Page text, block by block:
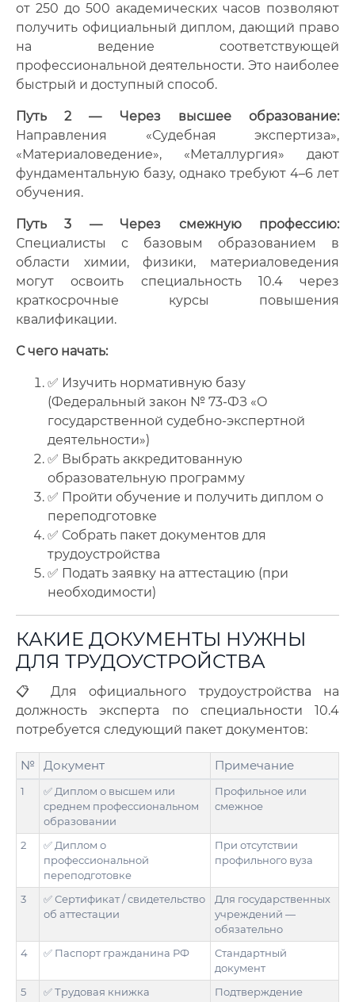
от 250 до 500 академических часов позволяют
получить официальный диплом, дающий право
на ведение соответствующей
профессиональной деятельности. Это наиболее
быстрый и доступный способ.
Путь 2 — Через высшее образование:
Направления «Судебная экспертиза»,
«Материаловедение», «Металлургия» дают
фундаментальную базу, однако требуют 4–6 лет
обучения.
Путь 3 — Через смежную профессию:
Специалисты с базовым образованием в
области химии, физики, материаловедения
могут освоить специальность 10.4 через
краткосрочные курсы повышения
квалификации.
С чего начать:
✅ Изучить нормативную базу
(Федеральный закон № 73-ФЗ «О
государственной судебно-экспертной
деятельности»)
✅ Выбрать аккредитованную
образовательную программу
✅ Пройти обучение и получить диплом о
переподготовке
✅ Собрать пакет документов для
трудоустройства
✅ Подать заявку на аттестацию (при
необходимости)
КАКИЕ ДОКУМЕНТЫ НУЖНЫ
ДЛЯ ТРУДОУСТРОЙСТВА
📋 Для официального трудоустройства на
должность эксперта по специальности 10.4
потребуется следующий пакет документов:
№ Документ Примечание
1
✅ Диплом о высшем или
среднем профессиональном
образовании
Профильное или
смежное
2
✅ Диплом о
профессиональной
переподготовке
При отсутствии
профильного вуза
3
✅ Сертификат / свидетельство
об аттестации
Для государственных
учреждений —
обязательно
4
✅ Паспорт гражданина РФ
Стандартный
документ
5
✅ Трудовая книжка
Подтверждение